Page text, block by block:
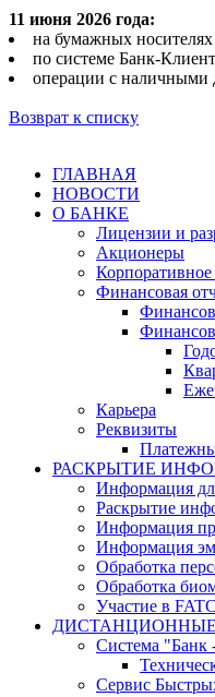
11 июня 2026 года:
на бумажных
по системе Банк-
операции с наличными
Возврат к списку
ГЛАВНАЯ
НОВОСТИ
О БАНКЕ
Лицензии и
Акционеры
Финансовая
Карьера
Реквизиты
РАСКРЫТИЕ
Информация
Раскрытие
Информация
Информация
Обработка
Обработка
Участие в
Система "Банк
Сервис